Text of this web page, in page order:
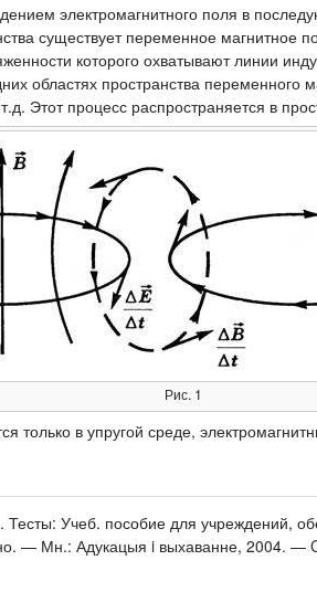
электромагнитного поля в
существует переменное магнитное
которого охватывают линии
областях пространства переменного
Этот процесс распространяется в
Рис. 1
только в упругой среде,
Учеб. пособие для учреждений,
— Мн.: Адукацыя i выхаванне, 2004. —